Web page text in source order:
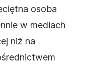
osoba
w mediach
niż na